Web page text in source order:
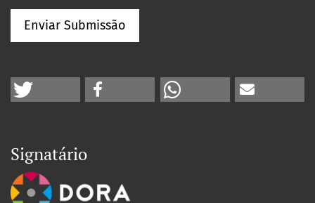
Enviar Submissão
Signatário